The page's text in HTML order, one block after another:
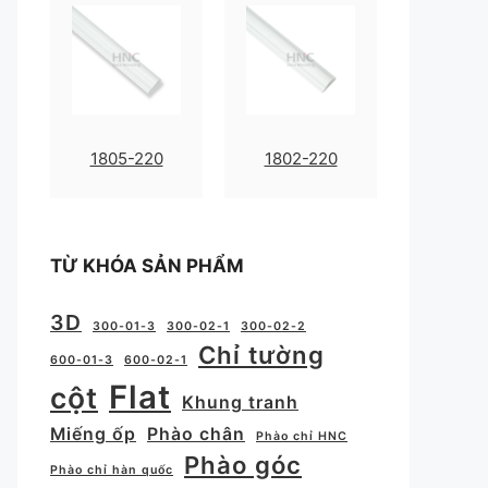
1805-220 1802-220
TỪ KHÓA SẢN PHẨM
3D 300-01-3 300-02-1 300-02-2
600-01-3 600-02-1 Chỉ tường
cột Flat
Khung tranh
Miếng ốp
Phào chân Phào chỉ HNC
Phào chỉ hàn quốc
Phào góc